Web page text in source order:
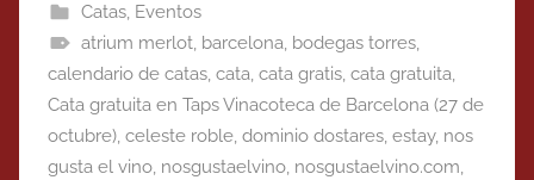
Catas, Eventos
atrium merlot, barcelona, bodegas torres,
calendario de catas, cata, cata gratis, cata gratuita,
Cata gratuita en Taps Vinacoteca de Barcelona (27 de
octubre), celeste roble, dominio dostares, estay, nos
gusta el vino, nosgustaelvino, nosgustaelvino.com,